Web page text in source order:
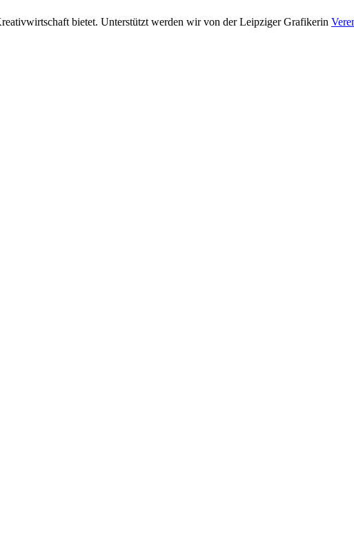
bietet. Unterstützt werden wir von der Leipziger Grafikerin